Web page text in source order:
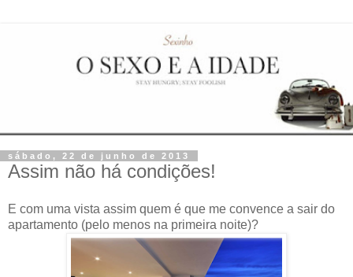
sábado, 22 de junho de 2013
Assim não há condições!
E com uma vista assim quem é que me convence a sair do
apartamento (pelo menos na primeira noite)?